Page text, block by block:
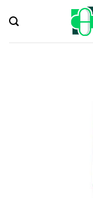
Inhalt
springen